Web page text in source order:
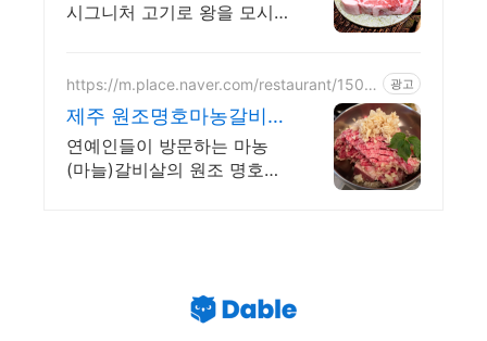
시그니처 고기로 왕을 모시
https://m.place.naver.com/restaurant/1503
광고
제주 원조명호마농갈비
중문점
연예인들이 방문하는 마농
(마늘)갈비살의 원조 명호마